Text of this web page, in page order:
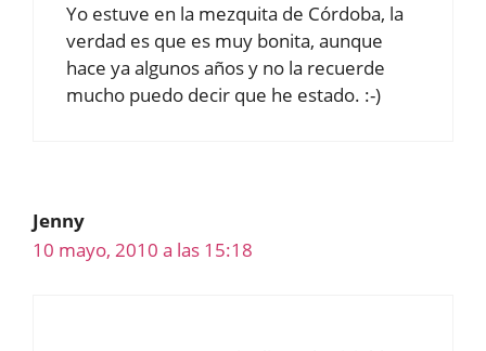
Yo estuve en la mezquita de Córdoba, la
verdad es que es muy bonita, aunque
hace ya algunos años y no la recuerde
mucho puedo decir que he estado. :-)
Jenny
10 mayo, 2010 a las 15:18